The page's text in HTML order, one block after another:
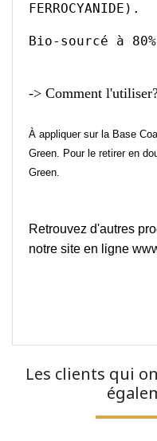
FERROCYANIDE).
Bio-sourcé à 80%
-> Comment
À appliquer sur la Base
Green. Pour le retirer en
Green.
Retrouvez d'autres
notre site en ligne
Les clients qui